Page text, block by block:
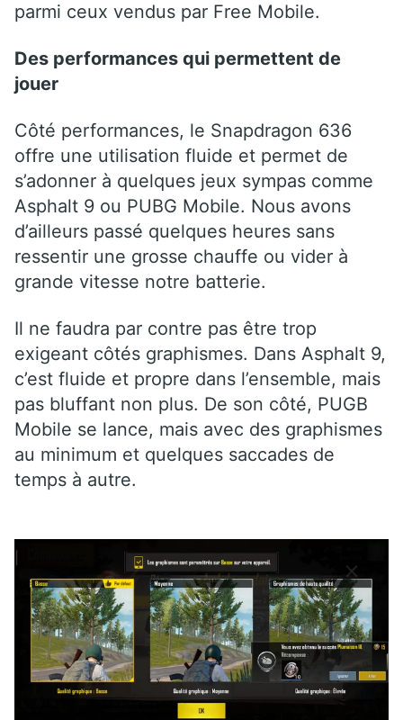
parmi ceux vendus par Free Mobile.
Des performances qui permettent de
jouer
Côté performances, le Snapdragon 636
offre une utilisation fluide et permet de
s’adonner à quelques jeux sympas comme
Asphalt 9 ou PUBG Mobile. Nous avons
d’ailleurs passé quelques heures sans
ressentir une grosse chauffe ou vider à
grande vitesse notre batterie.
Il ne faudra par contre pas être trop
exigeant côtés graphismes. Dans Asphalt 9,
c’est fluide et propre dans l’ensemble, mais
pas bluffant non plus. De son côté, PUGB
Mobile se lance, mais avec des graphismes
au minimum et quelques saccades de
temps à autre.